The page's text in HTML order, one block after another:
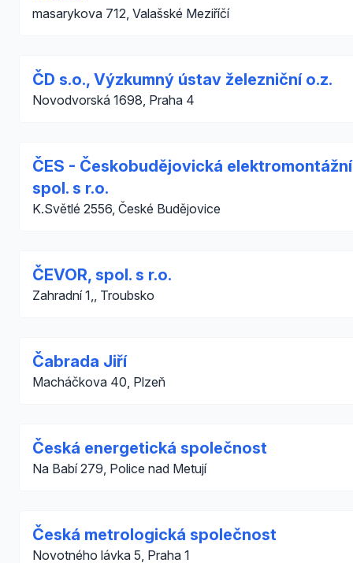
masarykova 712, Valašské Meziříčí
ČD s.o., Výzkumný ústav železniční o.z.
Novodvorská 1698, Praha 4
ČES - Českobudějovická elektromontážní
spol. s r.o.
K.Světlé 2556, České Budějovice
ČEVOR, spol. s r.o.
Zahradní 1,, Troubsko
Čabrada Jiří
Macháčkova 40, Plzeň
Česká energetická společnost
Na Babí 279, Police nad Metují
Česká metrologická společnost
Novotného lávka 5, Praha 1